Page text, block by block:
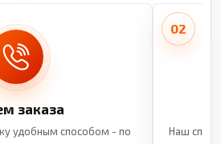
заказа
удобным способом - по
02
Наш